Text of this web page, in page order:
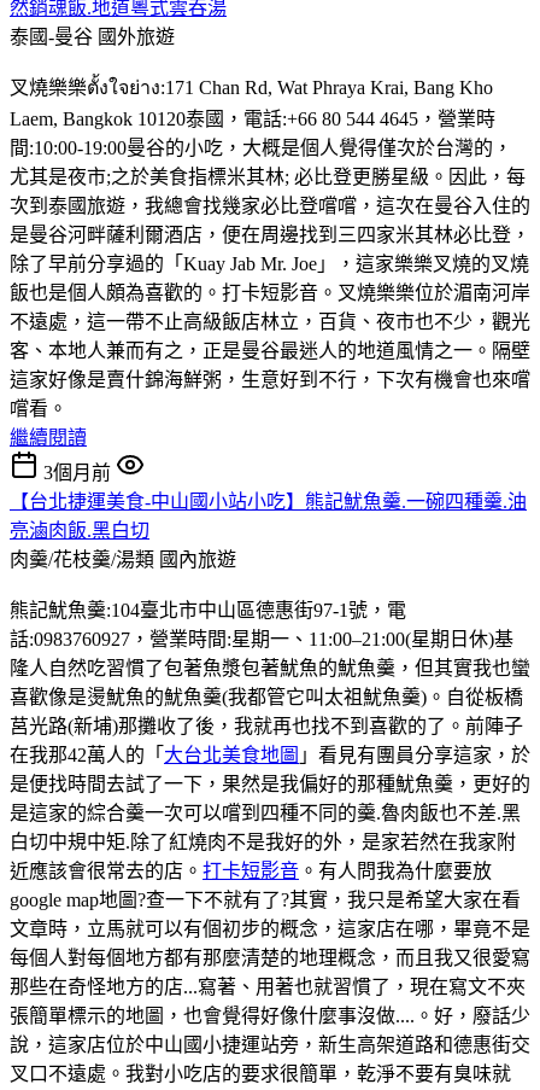
然銷魂飯.地道粵式雲吞湯
泰國-曼谷 國外旅遊
叉燒樂樂ตั้งใจย่าง:171 Chan Rd, Wat Phraya Krai, Bang Kho
Laem, Bangkok 10120泰國，電話:+66 80 544 4645，營業時
間:10:00-19:00曼谷的小吃，大概是個人覺得僅次於台灣的，
尤其是夜市;之於美食指標米其林; 必比登更勝星級。因此，每
次到泰國旅遊，我總會找幾家必比登嚐嚐，這次在曼谷入住的
是曼谷河畔薩利爾酒店，便在周邊找到三四家米其林必比登，
除了早前分享過的「Kuay Jab Mr. Joe」，這家樂樂叉燒的叉燒
飯也是個人頗為喜歡的。打卡短影音。叉燒樂樂位於湄南河岸
不遠處，這一帶不止高級飯店林立，百貨、夜市也不少，觀光
客、本地人兼而有之，正是曼谷最迷人的地道風情之一。隔壁
這家好像是賣什錦海鮮粥，生意好到不行，下次有機會也來嚐
嚐看。
繼續閱讀
3個月前
【台北捷運美食-中山國小站小吃】熊記魷魚羹.一碗四種羹.油
亮滷肉飯.黑白切
肉羹/花枝羹/湯類 國內旅遊
熊記魷魚羹:104臺北市中山區德惠街97-1號，電
話:0983760927，營業時間:星期一、11:00–21:00(星期日休)基
隆人自然吃習慣了包著魚漿包著魷魚的魷魚羹，但其實我也蠻
喜歡像是燙魷魚的魷魚羹(我都管它叫太祖魷魚羹)。自從板橋
莒光路(新埔)那攤收了後，我就再也找不到喜歡的了。前陣子
在我那42萬人的「 大台北美食地圖 」看見有團員分享這家，於
是便找時間去試了一下，果然是我偏好的那種魷魚羹，更好的
是這家的綜合羹一次可以嚐到四種不同的羹.魯肉飯也不差.黑
白切中規中矩.除了紅燒肉不是我好的外，是家若然在我家附
近應該會很常去的店。 打卡短影音 。有人問我為什麼要放
google map地圖?查一下不就有了?其實，我只是希望大家在看
文章時，立馬就可以有個初步的概念，這家店在哪，畢竟不是
每個人對每個地方都有那麼清楚的地理概念，而且我又很愛寫
那些在奇怪地方的店...寫著、用著也就習慣了，現在寫文不夾
張簡單標示的地圖，也會覺得好像什麼事沒做....。好，廢話少
說，這家店位於中山國小捷運站旁，新生高架道路和德惠街交
叉口不遠處。我對小吃店的要求很簡單，乾淨不要有臭味就